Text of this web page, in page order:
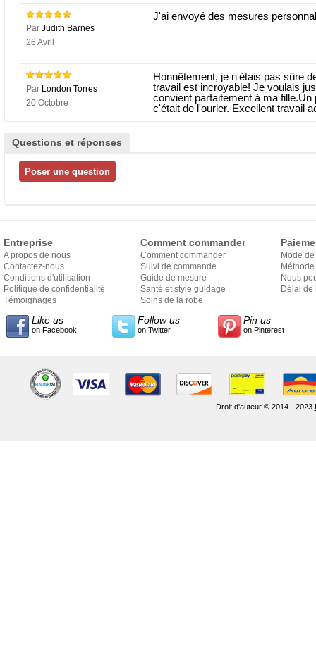
Par Judith Barnes
26 Avril
J'ai envoyé des mesures
Par London Torres
20 Octobre
Honnêtement, je n'étais pas sûre
travail est incroyable! Je voulais
convient parfaitement à ma
c'était de l'ourler. Excellent travail
Questions et réponses
Entreprise
A propos de nous
Contactez-nous
Conditions d'utilisation
Politique de confidentialité
Témoignages
Comment commander
Comment commander
Suivi de commande
Guide de mesure
Santé et style guidage
Soins de la robe
Mode
Nous
Délai de
Like us
on Facebook
Follow us
on Twitter
Pin us
on Pinterest
Droit d'auteur © 2014 - 2023